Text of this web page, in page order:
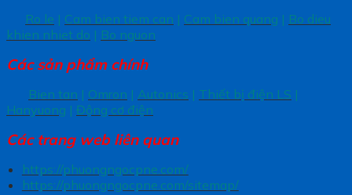
Ro le | Cam bien tiem can | Cam bien quang | Bo dieu
khien nhiet do | Bo nguon
Các sản phẩm chính
Bien tan | Omron | Autonics | Thiết bị điện LS |
Hanyuong | Động cơ điện
Các trang web liên quan
https://phuongngocpne.com/
https://phuongngocpne.com/sitemap/